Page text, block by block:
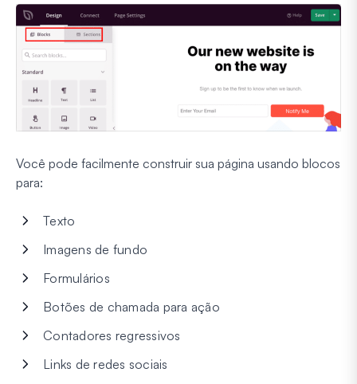
Você pode facilmente construir sua página usando blocos
para:
Texto
Imagens de fundo
Formulários
Botões de chamada para ação
Contadores regressivos
Links de redes sociais